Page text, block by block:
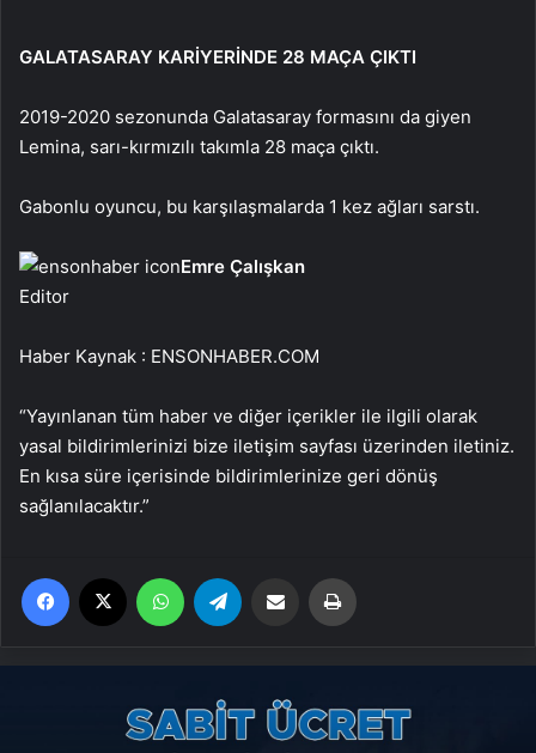
GALATASARAY KARİYERİNDE 28 MAÇA ÇIKTI
2019-2020 sezonunda Galatasaray formasını da giyen
Lemina, sarı-kırmızılı takımla 28 maça çıktı.
Gabonlu oyuncu, bu karşılaşmalarda 1 kez ağları sarstı.
Emre Çalışkan
Editor
Haber Kaynak : ENSONHABER.COM
“Yayınlanan tüm haber ve diğer içerikler ile ilgili olarak
yasal bildirimlerinizi bize iletişim sayfası üzerinden iletiniz.
En kısa süre içerisinde bildirimlerinize geri dönüş
sağlanılacaktır.”
Facebook WhatsApp Email'den paylaş